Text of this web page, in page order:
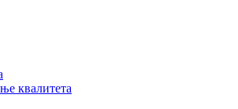
квалитета